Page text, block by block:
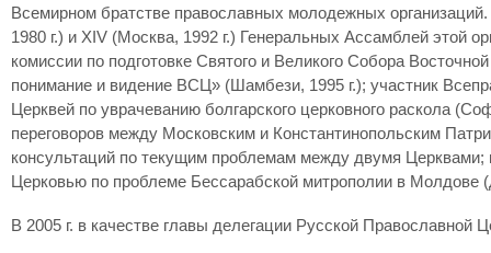
Всемирном братстве православных молодежных
1980 г.) и XIV (Москва, 1992 г.) Генеральных Ассамблей этой
комиссии по подготовке Святого и Великого Собора
понимание и видение ВСЦ» (Шамбези, 1995 г.); участник
Церквей по уврачеванию болгарского церковного раскола
переговоров между Московским и Константинопольским
консультаций по текущим проблемам между двумя
Церковью по проблеме Бессарабской митрополии в Молдове
В 2005 г. в качестве главы делегации Русской